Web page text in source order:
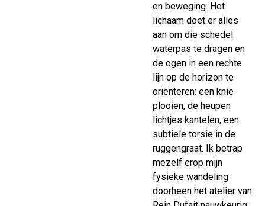
en beweging. Het
lichaam doet er alles
aan om die schedel
waterpas te dragen en
de ogen in een rechte
lijn op de horizon te
oriënteren: een knie
plooien, de heupen
lichtjes kantelen, een
subtiele torsie in de
ruggengraat. Ik betrap
mezelf erop mijn
fysieke wandeling
doorheen het atelier van